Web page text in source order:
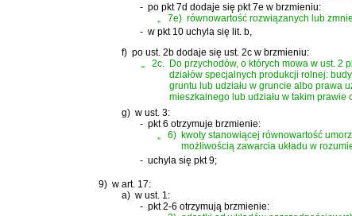
- po pkt 7d dodaje się pkt 7e w brzmieniu:
„
7e) równowartość rozwiązanych lub
- w pkt 10 uchyla się lit. b,
f) po ust. 2b dodaje się ust. 2c w brzmieniu:
„
2c. Do przychodów, o których mowa w ust. 2
działów specjalnych produkcji rolnej:
gruntu lub udziału w gruncie albo prawa
mieszkalnego lub udziału w takim
g) w ust. 3:
- pkt 6 otrzymuje brzmienie:
„
6) kwoty stanowiącej równowartość
możliwością zawarcia układu w
- uchyla się pkt 9;
9) w art. 17:
a) w ust. 1:
- pkt 2-6 otrzymują brzmienie: